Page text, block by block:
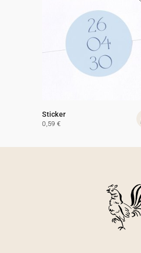
Sticker
0,59 €